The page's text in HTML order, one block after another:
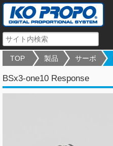
TOP 製品 サーボ
BSx3-one10 Response